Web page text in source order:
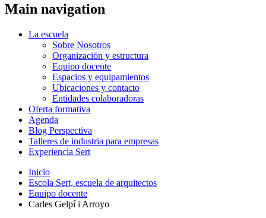
Main navigation
La escuela
Sobre Nosotros
Organización y estructura
Equipo docente
Espacios y equipamientos
Ubicaciones y contacto
Entidades colaboradoras
Oferta formativa
Agenda
Blog Perspectiva
Talleres de industria para empresas
Experiencia Sert
Inicio
Escola Sert, escuela de arquitectos
Equipo docente
Carles Gelpí i Arroyo